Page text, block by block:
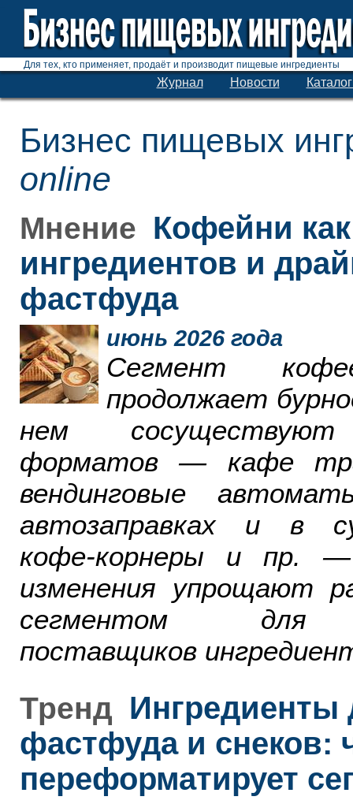
Для тех, кто применяет, продаёт и производит пищевые ингредиенты
Журнал Новости
Бизнес пищевых
online
Мнение Кофейни
ингредиентов и
фастфуда
июнь 2026 года
Сегмент
продолжает
нем
форматов — кафе
вендинговые
автозаправках и в
кофе-корнеры и пр.
изменения упрощают
сегментом для
поставщиков
Тренд Ингредиенты
фастфуда и снеков:
переформатирует